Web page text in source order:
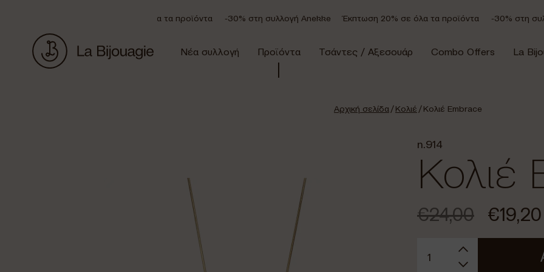
Έκπτωση 20% σε όλα τα προϊόντα -30% στη συλλογή Anekke Έκπτωση 20% σε όλα τα προϊόντα -30% στη
Νέα συλλογή Προϊόντα Τσάντες / Αξεσουάρ Combo Offers La
Αρχική σελίδα/Κολιέ / Κολιέ Embrace
n.914
Κολιέ
€24,00 €19,20